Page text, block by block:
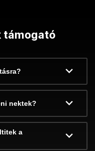
támogató
nektek?
a